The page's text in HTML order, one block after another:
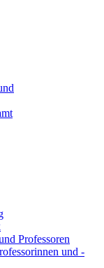
Professoren
und -